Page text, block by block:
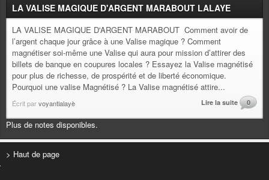
LA VALISE MAGIQUE D'ARGENT MARABOUT LALAYE
LA VALISE MAGIQUE D'ARGENT MARABOUT Comment avoir de
l’argent chaque jour grâce à une Valise magique ? Comment
magnétiser soi-même une Valise qui aura pour mission d’attirer des
billets de banque en coupures locales ? Essayez la Valise magnétisé
pour plus de richesse, de prospérité et de liberté économique.
Pourquoi une valise Magnétisé ? La Valise magnétisé attire...
Écrit parvoyantlalayè Lire la suite 0
Plus de notes disponibles.
> Haut de page